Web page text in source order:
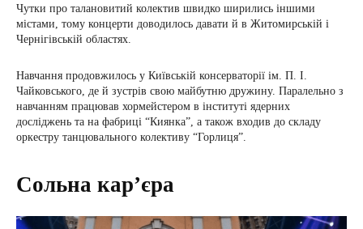
Чутки про талановитий колектив швидко ширились іншими
містами, тому концерти доводилось давати й в Житомирській і
Чернігівській областях.
Навчання продовжилось у Київській консерваторії ім. П. І.
Чайковського, де й зустрів свою майбутню дружину. Паралельно з
навчанням працював хормейстером в інституті ядерних
досліджень та на фабриці “Киянка”, а також входив до складу
оркестру танцювального колективу “Горлиця”.
Сольна кар’єра